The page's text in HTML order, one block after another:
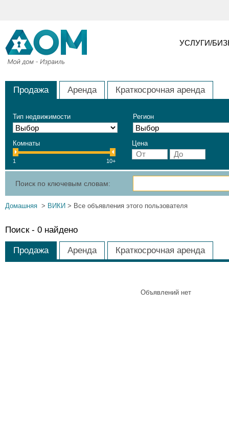
УСЛУГИ/
Продажа Аренда Краткосрочная аренда
Тип недвижимости Регион
Комнаты
1 10+
Цена
Поиск по ключевым словам:
Домашняя > ВИКИ > Все объявления этого пользователя
Поиск - 0 найдено
Продажа Аренда Краткосрочная аренда
Объявлений нет